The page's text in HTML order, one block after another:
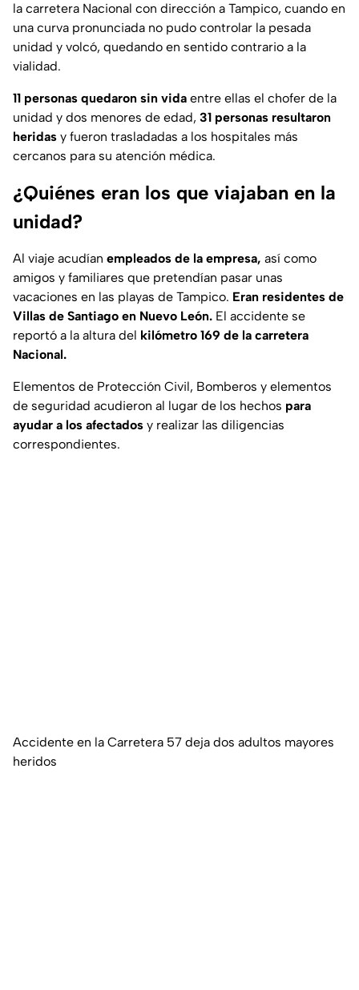
la carretera Nacional con dirección a Tampico, cuando en
una curva pronunciada no pudo controlar la pesada
unidad y volcó, quedando en sentido contrario a la
vialidad.
11 personas quedaron sin vida entre ellas el chofer de la
unidad y dos menores de edad, 31 personas resultaron
heridas y fueron trasladadas a los hospitales más
cercanos para su atención médica.
¿Quiénes eran los que viajaban en la
unidad?
Al viaje acudían empleados de la empresa, así como
amigos y familiares que pretendían pasar unas
vacaciones en las playas de Tampico. Eran residentes de
Villas de Santiago en Nuevo León. El accidente se
reportó a la altura del kilómetro 169 de la carretera
Nacional.
Elementos de Protección Civil, Bomberos y elementos
de seguridad acudieron al lugar de los hechos para
ayudar a los afectados y realizar las diligencias
correspondientes.
Accidente en la Carretera 57 deja dos adultos mayores
heridos